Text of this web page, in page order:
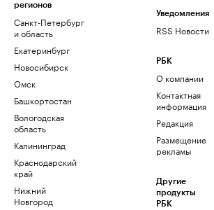
регионов
Санкт-Петербург
и область
Екатеринбург
Новосибирск
Омск
Башкортостан
Вологодская
область
Калининград
Краснодарский
край
Нижний
Новгород
Уведомления
RSS Новости
РБК
О компании
Контактная
информация
Редакция
Размещение
рекламы
Другие
продукты
РБК